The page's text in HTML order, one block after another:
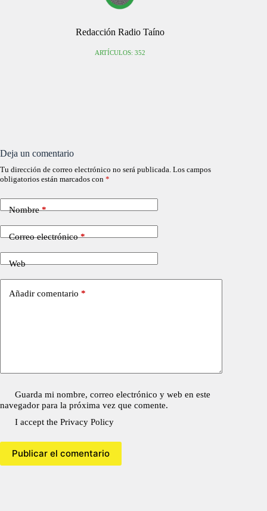
Redacción Radio Taíno
ARTÍCULOS: 352
Deja un comentario
Tu dirección de correo electrónico no será publicada. Los campos
obligatorios están marcados con *
Nombre*
Correo electrónico*
Web
Añadir comentario *
Guarda mi nombre, correo electrónico y web en este
navegador para la próxima vez que comente.
I accept thePrivacy Policy
Publicar el comentario